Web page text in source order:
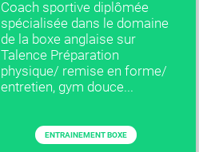
Coach sportive diplômée
spécialisée dans le domaine
de la boxe anglaise sur
Talence Préparation
physique/ remise en forme/
entretien, gym douce...
ENTRAINEMENT BOXE